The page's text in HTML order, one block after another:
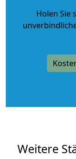
Holen Sie
Weitere